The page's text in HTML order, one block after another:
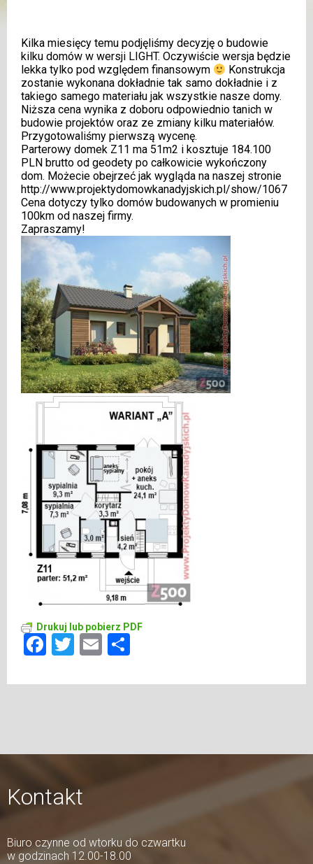
Kilka miesięcy temu podjęliśmy decyzję o budowie
kilku domów w wersji LIGHT. Oczywiście wersja będzie
lekka tylko pod względem finansowym
Konstrukcja
zostanie wykonana dokładnie tak samo dokładnie i z
takiego samego materiału jak wszystkie nasze domy.
Niższa cena wynika z doboru odpowiednio tanich w
budowie projektów oraz ze zmiany kilku materiałów.
Przygotowaliśmy pierwszą wycenę.
Parterowy domek Z11 ma 51m2 i kosztuje 184.100
PLN brutto od geodety po całkowicie wykończony
dom. Możecie obejrzeć jak wygląda na naszej stronie
http://www.projektydomowkanadyjskich.pl/show/1067
Cena dotyczy tylko domów budowanych w promieniu
100km od naszej firmy.
Zapraszamy!
Drukuj lub pobierz PDF
Facebook
Twitter
Email
Kontakt
Biuro czynne od wtorku do czwartku
w godzinach 12.00-18.00